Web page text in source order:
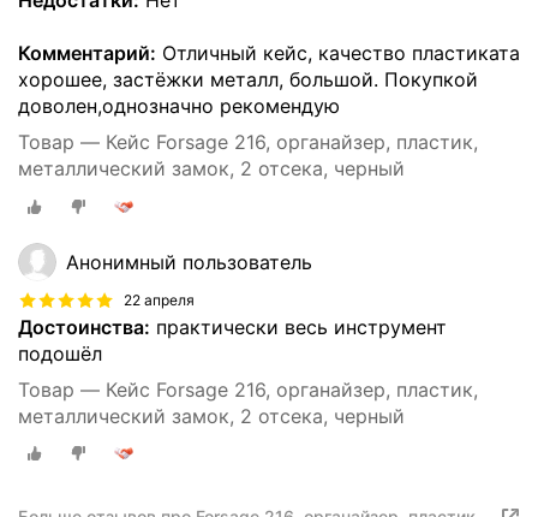
Комментарий: Отличный кейс, качество пластиката
хорошее, застёжки металл, большой. Покупкой
доволен,однозначно рекомендую
Товар — Кейс Forsage 216, органайзер, пластик,
металлический замок, 2 отсека, черный
Анонимный пользователь
22 апреля
Достоинства: практически весь инструмент
подошёл
Товар — Кейс Forsage 216, органайзер, пластик,
металлический замок, 2 отсека, черный